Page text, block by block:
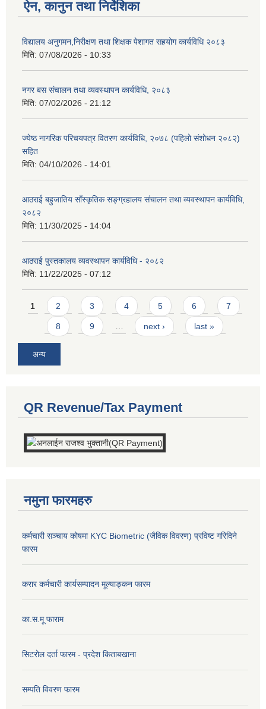
ऐन, कानुन तथा निर्देशिका
विद्यालय अनुगमन,निरीक्षण तथा शिक्षक पेशागत सहयोग कार्यविधि २०८३
मिति: 07/08/2026 - 10:33
नगर बस संचालन तथा व्यवस्थापन कार्यविधि, २०८३
मिति: 07/02/2026 - 21:12
ज्येष्ठ नागरिक परिचयपत्र वितरण कार्यविधि, २०७८ (पहिलो संशोधन २०८२)
सहित
मिति: 04/10/2026 - 14:01
आठराई बहुजातिय साँस्कृतिक सङ्ग्रहालय संचालन तथा व्यवस्थापन कार्यविधि,
२०८२
मिति: 11/30/2025 - 14:04
आठराई पुस्तकालय व्यवस्थापन कार्यविधि - २०८२
मिति: 11/22/2025 - 07:12
Pages
1 2 3 4 5 6 7
8 9 … next › last »
अन्य
QR Revenue/Tax Payment
नमुना फारमहरु
कर्मचारी सञ्चाय कोषमा KYC Biometric (जैविक विवरण) प्रविष्ट गरिदिने
फारम
करार कर्मचारी कार्यसम्पादन मूल्याङ्कन फारम
का.स.मू फाराम
सिटरोल दर्ता फारम - प्रदेश किताबखाना
सम्पति विवरण फारम